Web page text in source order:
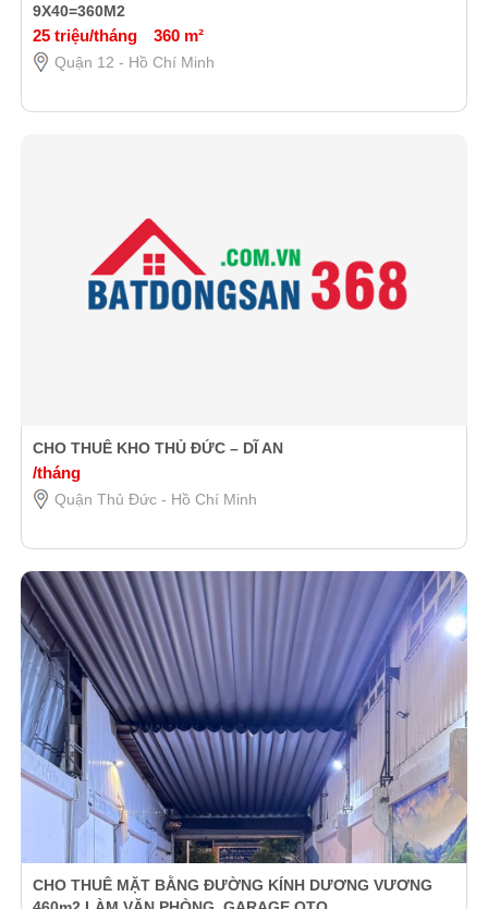
9X40=360M2
25 triệu/tháng 360 m²
Quận 12 - Hồ Chí Minh
CHO THUÊ KHO THỦ ĐỨC – DĨ AN
/tháng
Quận Thủ Đức - Hồ Chí Minh
CHO THUÊ MẶT BẰNG ĐƯỜNG KÍNH DƯƠNG VƯƠNG